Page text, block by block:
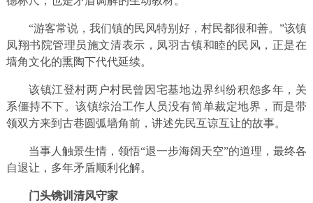
“游客常说，我们镇的民风特别好，村民都很和善。”该镇
凤翔书院管理员施文清表示，凤羽古镇和睦的民风，正是在
墙角文化的熏陶下代代延续。
该镇江登村两户村民曾因宅基地边界纠纷积怨多年，关
系僵持不下。该镇综治工作人员没有简单裁定地界，而是带
领双方来到古巷圆弧墙角前，讲述先民互谅互让的故事。
当事人触景生情，领悟“退一步海阔天空”的道理，最终各
自退让，多年矛盾顺利化解。
门头镌训清风守家